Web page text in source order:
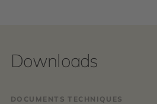
Downloads
DOCUMENTS TECHNIQUES